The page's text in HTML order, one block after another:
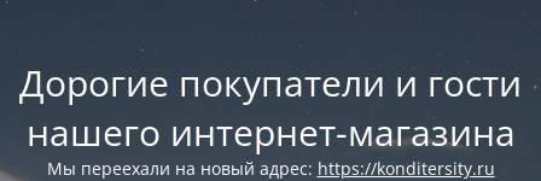
Дорогие покупатели и гости
нашего интернет-магазина
Мы переехали на новый адрес: https://konditersity.ru